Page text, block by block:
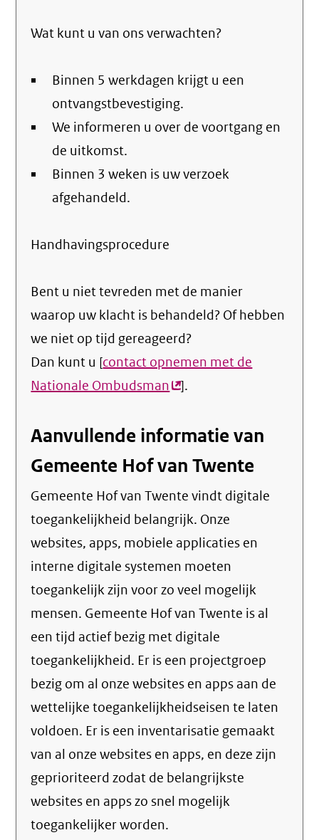
Wat kunt u van ons verwachten?
Binnen 5 werkdagen krijgt u een
ontvangstbevestiging.
We informeren u over de voortgang en
de uitkomst.
Binnen 3 weken is uw verzoek
afgehandeld.
Handhavingsprocedure
Bent u niet tevreden met de manier
waarop uw klacht is behandeld? Of hebben
we niet op tijd gereageerd?
Dan kunt u [contact opnemen met de
Nationale Ombudsman(externe
].
Aanvullende informatie van
Gemeente Hof van Twente
Gemeente Hof van Twente vindt digitale
toegankelijkheid belangrijk. Onze
websites, apps, mobiele applicaties en
interne digitale systemen moeten
toegankelijk zijn voor zo veel mogelijk
mensen. Gemeente Hof van Twente is al
een tijd actief bezig met digitale
toegankelijkheid. Er is een projectgroep
bezig om al onze websites en apps aan de
wettelijke toegankelijkheidseisen te laten
voldoen. Er is een inventarisatie gemaakt
van al onze websites en apps, en deze zijn
geprioriteerd zodat de belangrijkste
websites en apps zo snel mogelijk
toegankelijker worden.